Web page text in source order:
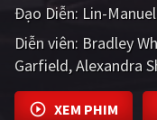
PHIM BỘ
PHIM LẺ
PHIM CHIẾU RẠP
Đạo Diễn: Lin-
Diễn viên: Bradley
Garfield Alexandra
XEM PHIM